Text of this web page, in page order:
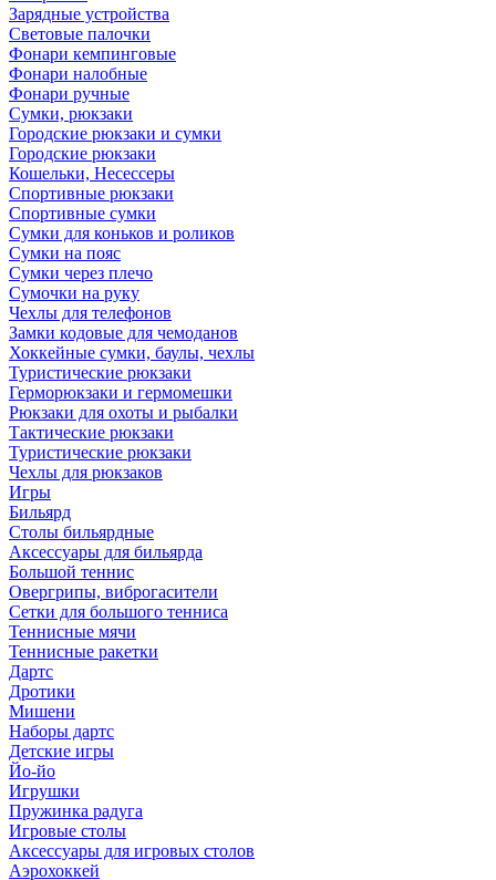
Зарядные устройства
Световые палочки
Фонари кемпинговые
Фонари налобные
Фонари ручные
Сумки, рюкзаки
Городские рюкзаки и сумки
Городские рюкзаки
Кошельки, Несессеры
Спортивные рюкзаки
Спортивные сумки
Сумки для коньков и роликов
Сумки на пояс
Сумки через плечо
Сумочки на руку
Чехлы для телефонов
Замки кодовые для чемоданов
Хоккейные сумки, баулы, чехлы
Туристические рюкзаки
Герморюкзаки и гермомешки
Рюкзаки для охоты и рыбалки
Тактические рюкзаки
Туристические рюкзаки
Чехлы для рюкзаков
Игры
Бильярд
Столы бильярдные
Аксессуары для бильярда
Большой теннис
Овергрипы, виброгасители
Сетки для большого тенниса
Теннисные мячи
Теннисные ракетки
Дартс
Дротики
Мишени
Наборы дартс
Детские игры
Йо-йо
Игрушки
Пружинка радуга
Игровые столы
Аксессуары для игровых столов
Аэрохоккей